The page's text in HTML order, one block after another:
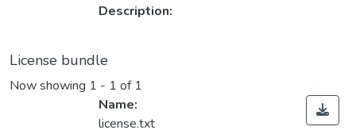
Description:
License bundle
Now showing 1 - 1 of 1
Name:
license.txt